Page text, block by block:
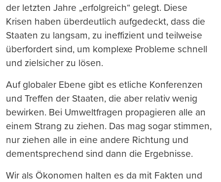
der letzten Jahre „erfolgreich“ gelegt. Diese
Krisen haben überdeutlich aufgedeckt, dass die
Staaten zu langsam, zu ineffizient und teilweise
überfordert sind, um komplexe Probleme schnell
und zielsicher zu lösen.
Auf globaler Ebene gibt es etliche Konferenzen
und Treffen der Staaten, die aber relativ wenig
bewirken. Bei Umweltfragen propagieren alle an
einem Strang zu ziehen. Das mag sogar stimmen,
nur ziehen alle in eine andere Richtung und
dementsprechend sind dann die Ergebnisse.
Wir als Ökonomen halten es da mit Fakten und